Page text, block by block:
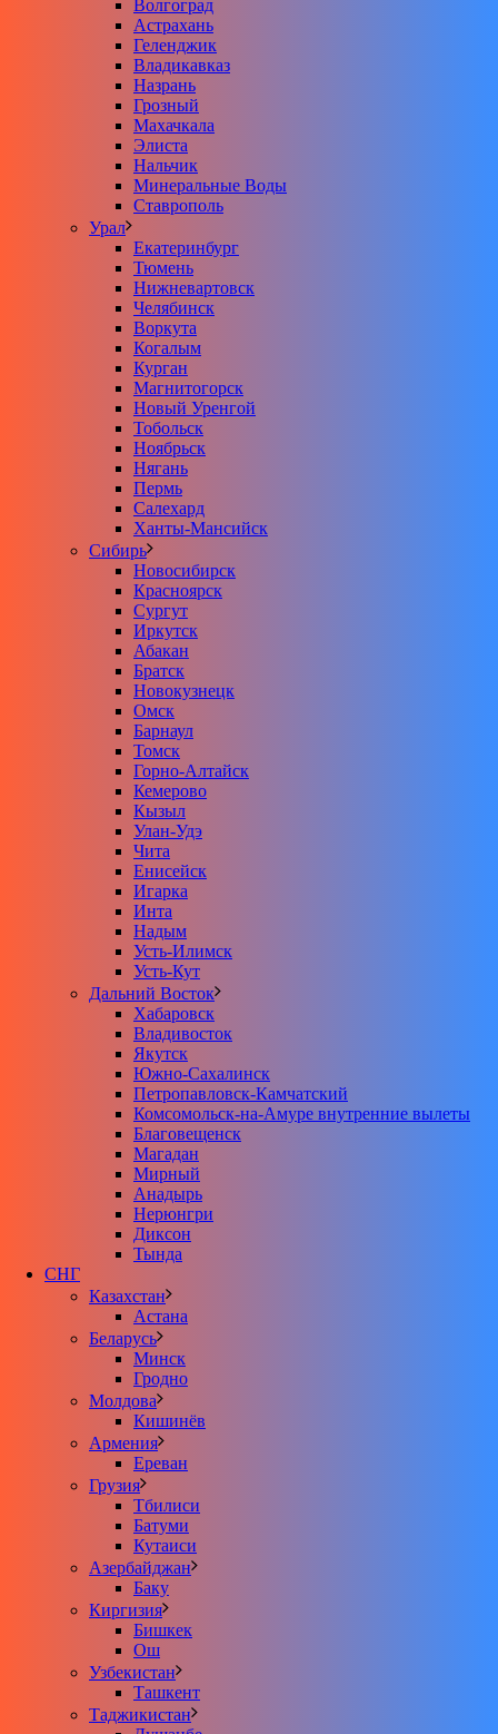
Волгоград
Астрахань
Геленджик
Владикавказ
Назрань
Грозный
Махачкала
Элиста
Нальчик
Минеральные Воды
Ставрополь
Урал
Екатеринбург
Тюмень
Нижневартовск
Челябинск
Воркута
Когалым
Курган
Магнитогорск
Новый Уренгой
Тобольск
Ноябрьск
Нягань
Пермь
Салехард
Ханты-Мансийск
Сибирь
Новосибирск
Красноярск
Сургут
Иркутск
Абакан
Братск
Новокузнецк
Омск
Барнаул
Томск
Горно-Алтайск
Кемерово
Кызыл
Улан-Удэ
Чита
Енисейск
Игарка
Инта
Надым
Усть-Илимск
Усть-Кут
Дальний Восток
Хабаровск
Владивосток
Якутск
Южно-Сахалинск
Петропавловск-Камчатский
Комсомольск-на-Амуре внутренние вылеты
Благовещенск
Магадан
Мирный
Анадырь
Нерюнгри
Диксон
Тында
СНГ
Казахстан
Астана
Беларусь
Минск
Гродно
Молдова
Кишинёв
Армения
Ереван
Грузия
Тбилиси
Батуми
Кутаиси
Азербайджан
Баку
Киргизия
Бишкек
Ош
Узбекистан
Ташкент
Таджикистан